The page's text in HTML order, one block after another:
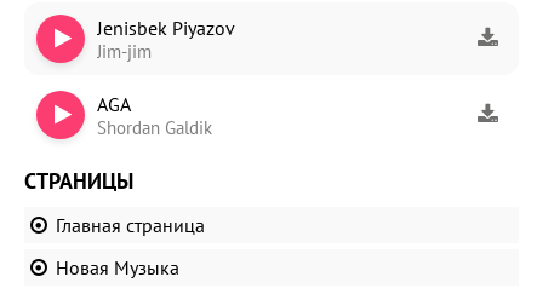
Jenisbek Piyazov
Jim-jim
AGA
Shordan Galdik
СТРАНИЦЫ
Главная страница
Новая Музыка